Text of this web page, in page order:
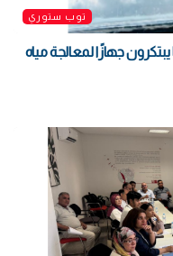
توب ستوري
جهازًا لمعالجة مياه